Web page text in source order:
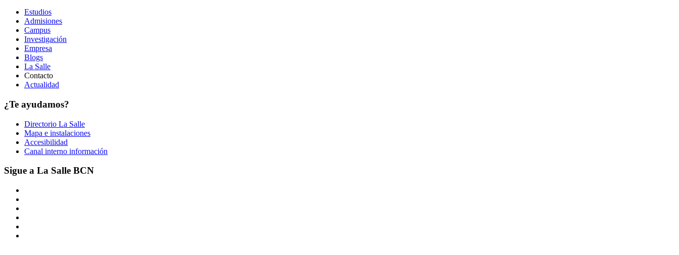
Estudios
Admisiones
Campus
Investigación
Empresa
Blogs
La Salle
Contacto
Actualidad
¿Te ayudamos?
Directorio La Salle
Mapa e instalaciones
Accesibilidad
Canal interno información
Sigue a La Salle BCN